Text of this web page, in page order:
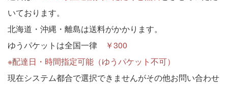
いております。
北海道・沖縄・離島は送料がかかります。
ゆうパケットは全国一律
￥300
※配達日・時間指定可能（ゆうパケット不可）
現在システム都合で選択できませんがその他お問い合わせ